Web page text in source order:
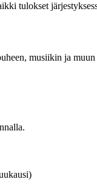
tulokset
musiikin ja